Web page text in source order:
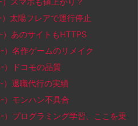
太陽フレアで運行停止
あのサイトもHTTPS
名作ゲームのリメイク
ドコモの品質
退職代行の実績
モンハン不具合
プログラミング学習、ここを乗